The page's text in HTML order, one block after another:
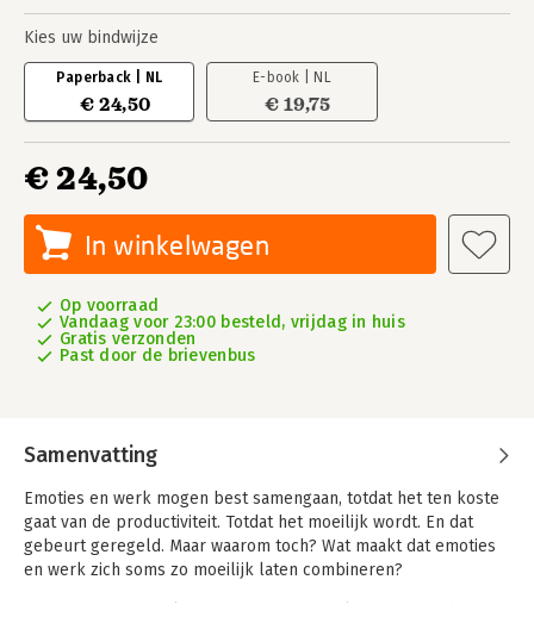
Kies uw bindwijze
Paperback | NL
€ 24,50
E-book | NL
€ 19,75
€ 24,50
In winkelwagen
Op voorraad
Vandaag voor 23:00 besteld, vrijdag in huis
Gratis verzonden
Past door de brievenbus
Samenvatting
Emoties en werk mogen best samengaan, totdat het ten koste
gaat van de productiviteit. Totdat het moeilijk wordt. En dat
gebeurt geregeld. Maar waarom toch? Wat maakt dat emoties
en werk zich soms zo moeilijk laten combineren?